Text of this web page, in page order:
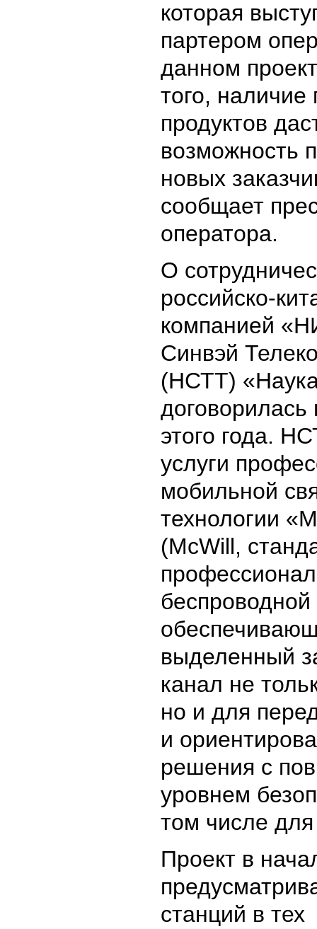
которая
партером
данном
того, наличие
продуктов
возможность
новых
сообщает
оператора.
О
российско-
компанией
Синвэй
(НСТТ)
этого года.
услуги
мобильной
технологии
(McWill,
беспроводной
выделенный
канал не
но и для
и
решения с
уровнем
том числе для
Проект в
станций в тех